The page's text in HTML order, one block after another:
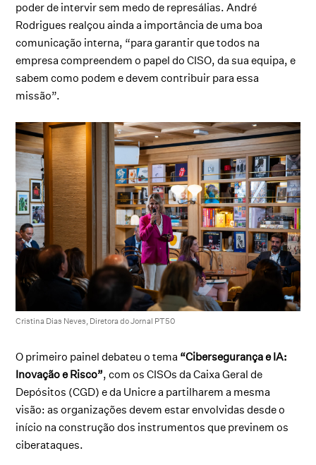
poder de intervir sem medo de represálias. André
Rodrigues realçou ainda a importância de uma boa
comunicação interna, “para garantir que todos na
empresa compreendem o papel do CISO, da sua equipa, e
sabem como podem e devem contribuir para essa
missão”.
Cristina Dias Neves, Diretora do Jornal PT50
O primeiro painel debateu o tema “Cibersegurança e IA:
Inovação e Risco”, com os CISOs da Caixa Geral de
Depósitos (CGD) e da Unicre a partilharem a mesma
visão: as organizações devem estar envolvidas desde o
início na construção dos instrumentos que previnem os
ciberataques.